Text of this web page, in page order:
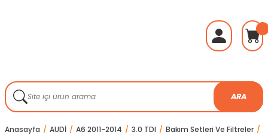
ARA
Anasayfa AUDİ A6 2011-2014 3.0 TDI Bakım Setleri Ve Filtreler